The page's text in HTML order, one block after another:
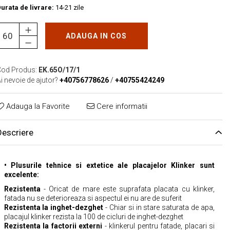
de livrare: 14-21 zile
ADAUGA IN COS
Produs: EK.65O/17/1
nevoie de ajutor? +40756778626 / +40755424249
Adauga la Favorite Cere informatii
• Plusurile tehnice si extetice ale placajelor Klinker sunt
excelente:
Rezistenta - Oricat de mare este suprafata placata cu klinker,
fatada nu se deterioreaza si aspectul ei nu are de suferit
Rezistenta la inghet-dezghet - Chiar si in stare saturata de apa,
placajul klinker rezista la 100 de cicluri de inghet-dezghet
Rezistenta la factorii externi - klinkerul pentru fatade, placari si